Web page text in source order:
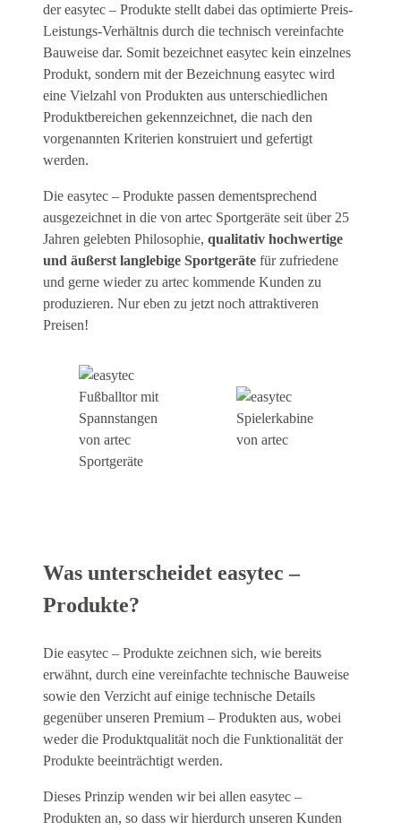
der easytec – Produkte stellt dabei das optimierte Preis-
Leistungs-Verhältnis durch die technisch vereinfachte
Bauweise dar. Somit bezeichnet easytec kein einzelnes
Produkt, sondern mit der Bezeichnung easytec wird
eine Vielzahl von Produkten aus unterschiedlichen
Produktbereichen gekennzeichnet, die nach den
vorgenannten Kriterien konstruiert und gefertigt
werden.
Die easytec – Produkte passen dementsprechend
ausgezeichnet in die von artec Sportgeräte seit über 25
Jahren gelebten Philosophie, qualitativ hochwertige
und äußerst langlebige Sportgeräte für zufriedene
und gerne wieder zu artec kommende Kunden zu
produzieren. Nur eben zu jetzt noch attraktiveren
Preisen!
Was unterscheidet easytec –
Produkte?
Die easytec – Produkte zeichnen sich, wie bereits
erwähnt, durch eine vereinfachte technische Bauweise
sowie den Verzicht auf einige technische Details
gegenüber unseren Premium – Produkten aus, wobei
weder die Produktqualität noch die Funktionalität der
Produkte beeinträchtigt werden.
Dieses Prinzip wenden wir bei allen easytec –
Produkten an, so dass wir hierdurch unseren Kunden